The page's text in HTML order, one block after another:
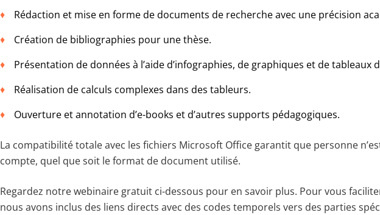
Rédaction et mise en forme de documents de recherche avec une précision
Création de bibliographies pour une thèse.
Présentation de données à l’aide d’infographies, de graphiques et de tableaux
Réalisation de calculs complexes dans des tableurs.
Ouverture et annotation d’e-books et d’autres supports pédagogiques.
La compatibilité totale avec les fichiers Microsoft Office garantit que personne
compte, quel que soit le format de document utilisé.
Regardez notre webinaire gratuit ci-dessous pour en savoir plus. Pour vous
nous avons inclus des liens directs avec des codes temporels vers des parties